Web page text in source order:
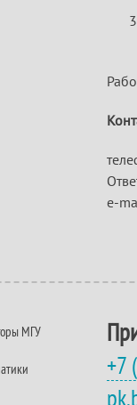
e-
МГУ
+7